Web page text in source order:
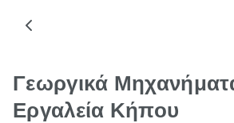
Γεωργικά
Εργαλεία Κήπου